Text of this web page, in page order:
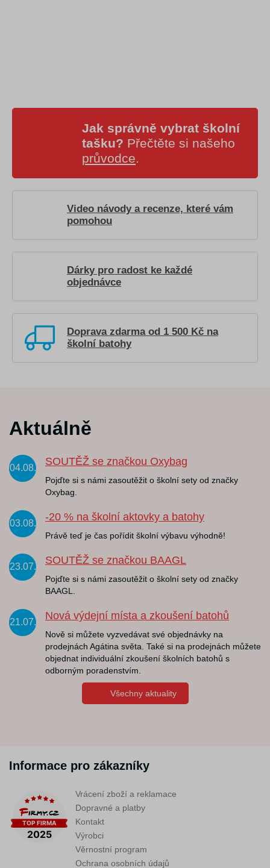
Jak správně vybrat školní
tašku? Přečtěte si našeho
průvodce.
Video návody a recenze, které vám
pomohou
Dárky pro radost ke každé
objednávce
Doprava zdarma od 1 500 Kč na
školní batohy
Aktuálně
04.08.
SOUTĚŽ se značkou Oxybag
Pojďte si s námi zasoutěžit o školní sety od značky
Oxybag.
03.08.
-20 % na školní aktovky a batohy
Právě teď je čas pořídit školní výbavu výhodně!
23.07.
SOUTĚŽ se značkou BAAGL
Pojďte si s námi zasoutěžit o školní sety od značky
BAAGL.
21.07.
Nová výdejní místa a zkoušení batohů
Nově si můžete vyzvedávat své objednávky na
prodejnách Agátina světa. Také si na prodejnách můžete
objednat individuální zkoušení školních batohů s
odborným poradenstvím.
Všechny aktuality
Informace pro zákazníky
Vrácení zboží a reklamace
Dopravné a platby
Kontakt
Výrobci
Věrnostní program
Ochrana osobních údajů